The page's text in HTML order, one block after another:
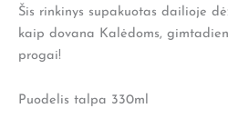
Šis rinkinys supakuotas dailioje
kaip dovana Kalėdoms,
progai!
Puodelis talpa 330ml